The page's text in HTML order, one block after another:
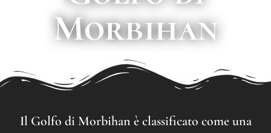
Morbihan
Il Golfo di Morbihan è classificato come una